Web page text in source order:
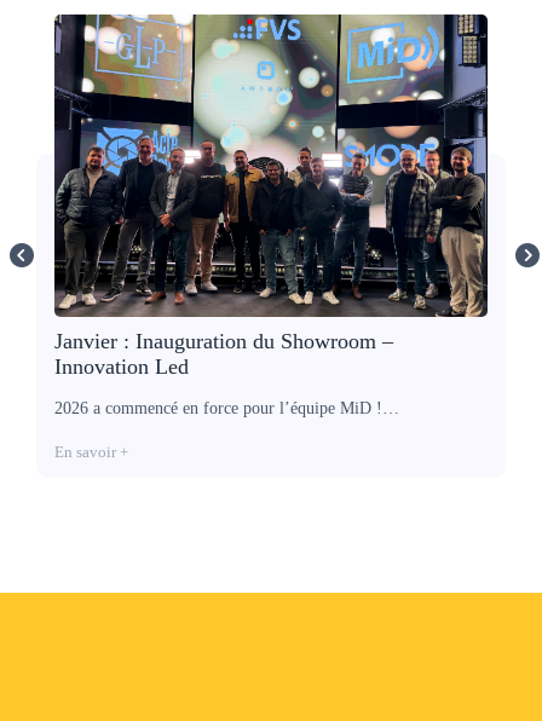
Janvier : Inauguration du Showroom –
Innovation Led
2026 a commencé en force pour l’équipe MiD !…
En savoir +